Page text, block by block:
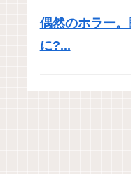
偶然のホラー
に?...